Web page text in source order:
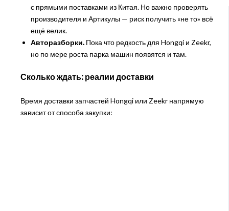
с прямыми поставками из Китая. Но важно проверять
производителя и Артикулы — риск получить «не то» всё
ещё велик.
Авторазборки.Пока что редкость для Hongqi и Zeekr,
но по мере роста парка машин появятся и там.
Сколько ждать: реалии доставки
Время доставки запчастей Hongqi или Zeekr напрямую
зависит от способа закупки: